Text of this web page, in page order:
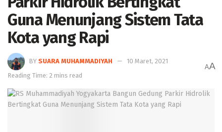
Guna Menunjang Sistem Tata
Kota yang Rapi
BY SUARA MUHAMMADIYAH
10 Maret, 2021
Reading Time: 2 mins read
AA